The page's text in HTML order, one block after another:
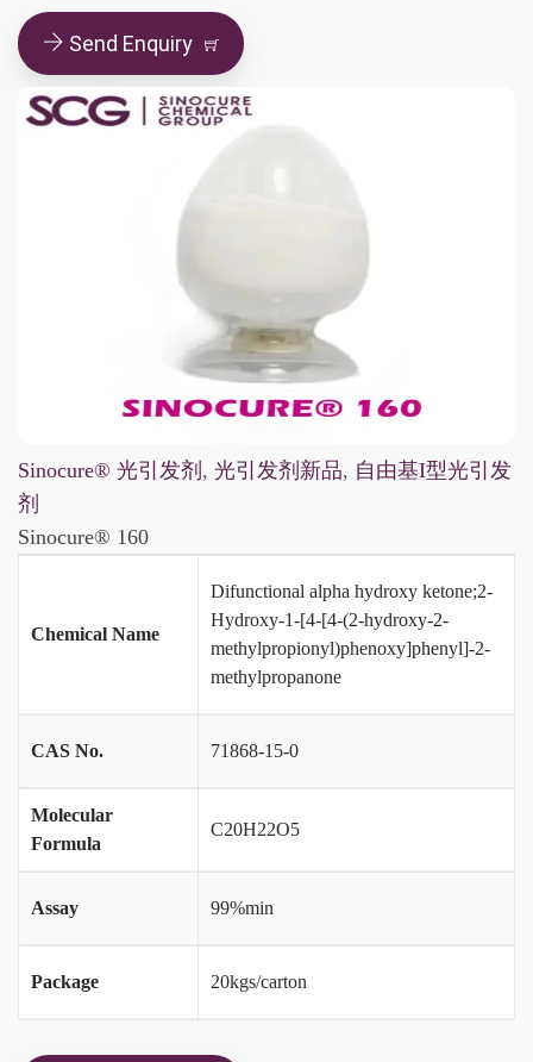
Send Enquiry
Sinocure® 光引发剂 , 光引发剂新品, 自由基I型光引发
剂
Sinocure® 160
Chemical Name
Difunctional alpha hydroxy ketone;2-
Hydroxy-1-[4-[4-(2-hydroxy-2-
methylpropionyl)phenoxy]phenyl]-2-
methylpropanone
CAS No. 71868-15-0
Molecular
Formula
C20H22O5
Assay 99%min
Package 20kgs/carton